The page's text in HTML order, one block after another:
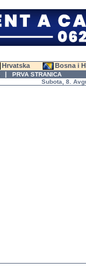
Hrvatska Bosna i
| PRVA STRANICA
Subota, 8. Avgust